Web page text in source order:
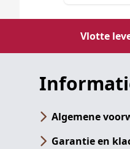
Vlotte
Algemene
Garantie en